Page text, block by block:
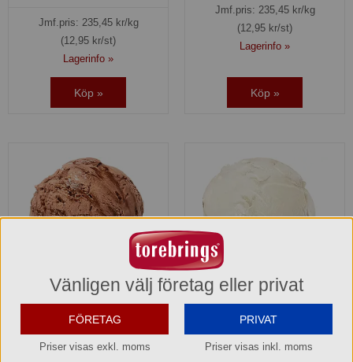
Jmf.pris: 235,45kr/kg
(12,95 kr/st)
Lagerinfo »
Köp »
Jmf.pris: 235,45kr/kg
(12,95 kr/st)
Lagerinfo »
Köp »
Choklad gräddglass SIA
Glass
1410103 1410509
Vänligen välj företag eller privat
FÖRETAG
Priser visas exkl. moms
PRIVAT
Priser visas inkl. moms